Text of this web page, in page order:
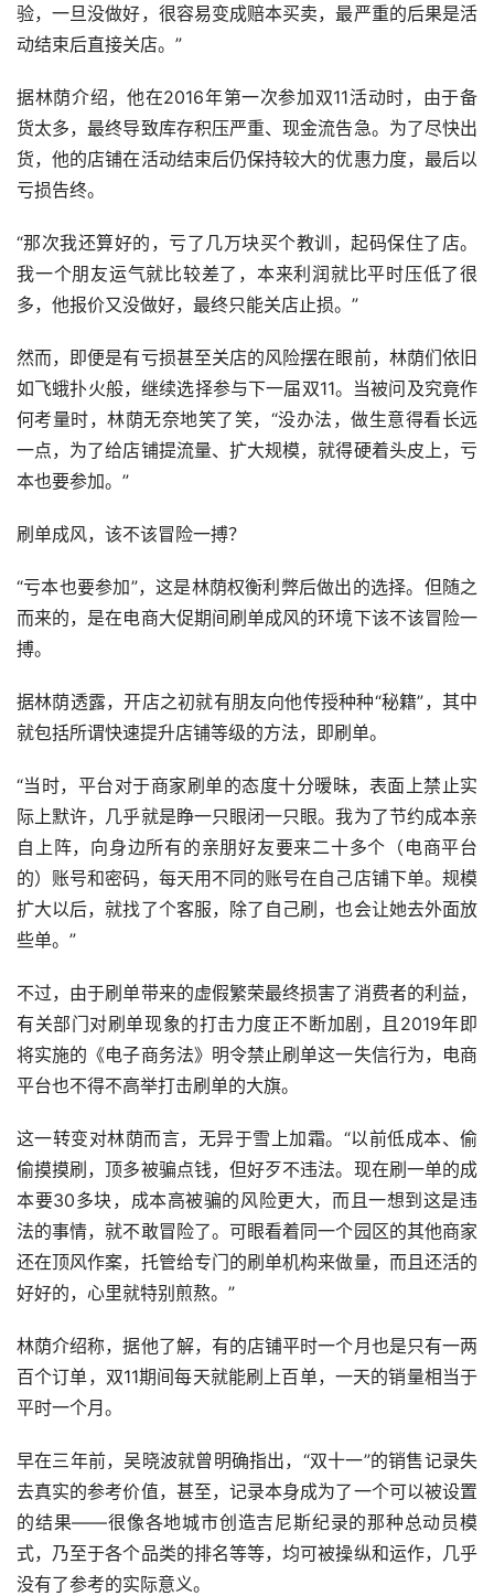
验，一旦没做好，很容易变成赔本买卖，最严重的后果是活
动结束后直接关店。”
据林荫介绍，他在2016年第一次参加双11活动时，由于备
货太多，最终导致库存积压严重、现金流告急。为了尽快出
货，他的店铺在活动结束后仍保持较大的优惠力度，最后以
亏损告终。
“那次我还算好的，亏了几万块买个教训，起码保住了店。
我一个朋友运气就比较差了，本来利润就比平时压低了很
多，他报价又没做好，最终只能关店止损。”
然而，即便是有亏损甚至关店的风险摆在眼前，林荫们依旧
如飞蛾扑火般，继续选择参与下一届双11。当被问及究竟作
何考量时，林荫无奈地笑了笑，“没办法，做生意得看长远
一点，为了给店铺提流量、扩大规模，就得硬着头皮上，亏
本也要参加。”
刷单成风，该不该冒险一搏？
“亏本也要参加”，这是林荫权衡利弊后做出的选择。但随之
而来的，是在电商大促期间刷单成风的环境下该不该冒险一
搏。
据林荫透露，开店之初就有朋友向他传授种种“秘籍”，其中
就包括所谓快速提升店铺等级的方法，即刷单。
“当时，平台对于商家刷单的态度十分暧昧，表面上禁止实
际上默许，几乎就是睁一只眼闭一只眼。我为了节约成本亲
自上阵，向身边所有的亲朋好友要来二十多个（电商平台
的）账号和密码，每天用不同的账号在自己店铺下单。规模
扩大以后，就找了个客服，除了自己刷，也会让她去外面放
些单。”
不过，由于刷单带来的虚假繁荣最终损害了消费者的利益，
有关部门对刷单现象的打击力度正不断加剧，且2019年即
将实施的《电子商务法》明令禁止刷单这一失信行为，电商
平台也不得不高举打击刷单的大旗。
这一转变对林荫而言，无异于雪上加霜。“以前低成本、偷
偷摸摸刷，顶多被骗点钱，但好歹不违法。现在刷一单的成
本要30多块，成本高被骗的风险更大，而且一想到这是违
法的事情，就不敢冒险了。可眼看着同一个园区的其他商家
还在顶风作案，托管给专门的刷单机构来做量，而且还活的
好好的，心里就特别煎熬。”
林荫介绍称，据他了解，有的店铺平时一个月也是只有一两
百个订单，双11期间每天就能刷上百单，一天的销量相当于
平时一个月。
早在三年前，吴晓波就曾明确指出，“双十一”的销售记录失
去真实的参考价值，甚至，记录本身成为了一个可以被设置
的结果——很像各地城市创造吉尼斯纪录的那种总动员模
式，乃至于各个品类的排名等等，均可被操纵和运作，几乎
没有了参考的实际意义。